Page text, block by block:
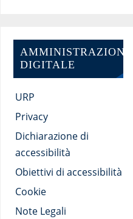
AMMINISTRAZIONE
DIGITALE
URP
Privacy
Dichiarazione di
accessibilità
Obiettivi di accessibilità
Cookie
Note Legali